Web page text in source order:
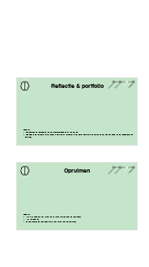
Reflectie & portfolio
Checklist:
Reflecteren op leerdoelen van het creatiefproces en of van de les
Hoe geef je de reflectie vorm? Direct in Simulise of verzamel je het eerst schriftelijk en zetten ze het aan het einde van de lessenreeks op
Simulise?
Opruimen
Checklist:
Wat is er nodig om het lokaal op te laten ruimten door de leerlingen?
Wat verwacht je?
En hoe moeten de leerlingen startklaar zitten voor de afsluiting?